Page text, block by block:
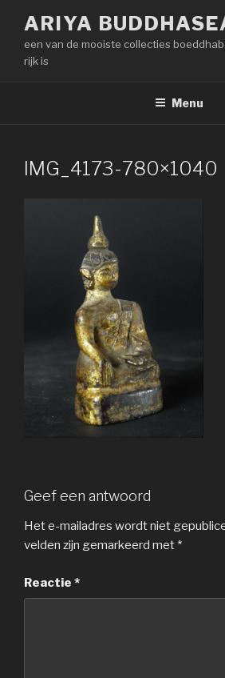
inhoud
springen
ARIYA
een van de mooiste collecties
rijk is
Menu
IMG_4173-780×1040
Geef een antwoord
Het e-mailadres wordt niet
velden zijn gemarkeerd met *
Reactie *